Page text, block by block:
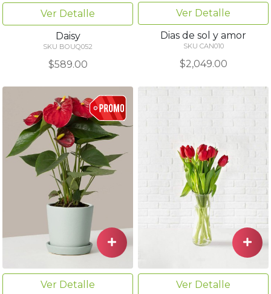
Ver Detalle
Daisy
SKU BOUQ052
$589.00
Ver Detalle
Dias de sol y amor
SKU CAN010
$2,049.00
Ver Detalle
Ver Detalle